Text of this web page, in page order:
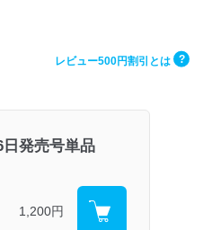
レビュー500円割引とは ?
日発売号単品
1,200円